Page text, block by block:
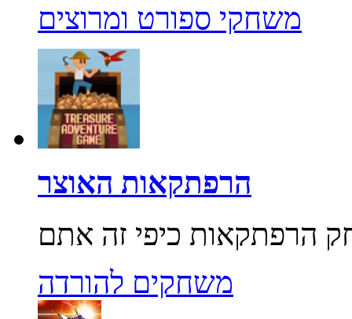
משחקי ספורט ומרוצים
הרפתקאות האוצר
משחקים להורדה